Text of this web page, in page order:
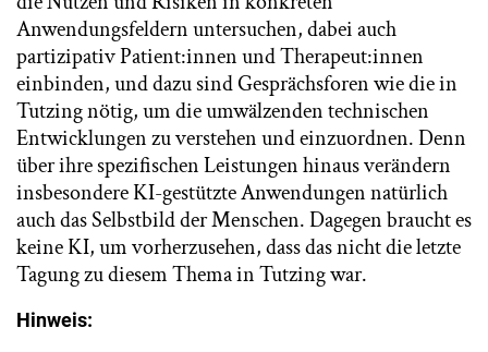
Anwendungsfeldern untersuchen, dabei auch
partizipativ Patient:innen und Therapeut:innen
einbinden, und dazu sind Gesprächsforen wie die in
Tutzing nötig, um die umwälzenden technischen
Entwicklungen zu verstehen und einzuordnen. Denn
über ihre spezifischen Leistungen hinaus verändern
insbesondere KI-gestützte Anwendungen natürlich
auch das Selbstbild der Menschen. Dagegen braucht es
keine KI, um vorherzusehen, dass das nicht die letzte
Tagung zu diesem Thema in Tutzing war.
Hinweis: